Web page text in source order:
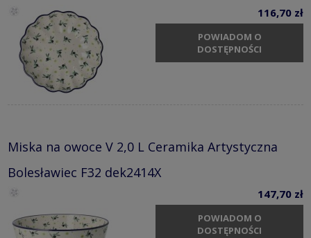
116,70 zł
POWIADOM O
DOSTĘPNOŚCI
Miska na owoce V 2,0 L Ceramika Artystyczna
Bolesławiec F32 dek2414X
147,70 zł
POWIADOM O
DOSTĘPNOŚCI